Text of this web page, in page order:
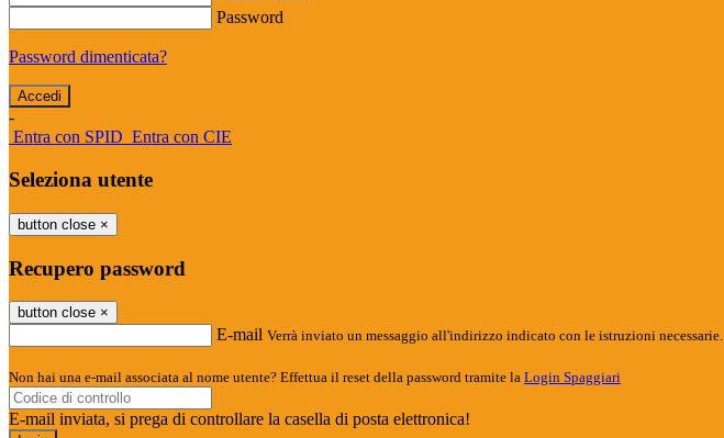
Password
Password dimenticata?
-
Entra con SPID Entra con CIE
Seleziona utente
button close ×
Recupero password
button close ×
E-mail Verrà inviato un messaggio all'indirizzo indicato con le istruzioni necessarie.
Non hai una e-mail associata al nome utente? Effettua il reset della password tramite la Login Spaggiari
E-mail inviata, si prega di controllare la casella di posta elettronica!